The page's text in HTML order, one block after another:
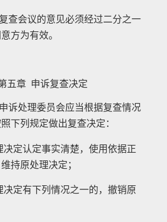
查会议的意见必须经过二分之一
方为有效。
五章 申诉复查决定
诉处理委员会应当根据复查情况
下列规定做出复查决定：
决定认定事实清楚，使用依据正
持原处理决定；
决定有下列情况之一的，撤销原